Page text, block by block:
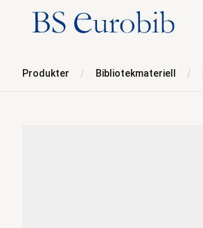
BS Eurobib
Produkter Bibliotekmateriell